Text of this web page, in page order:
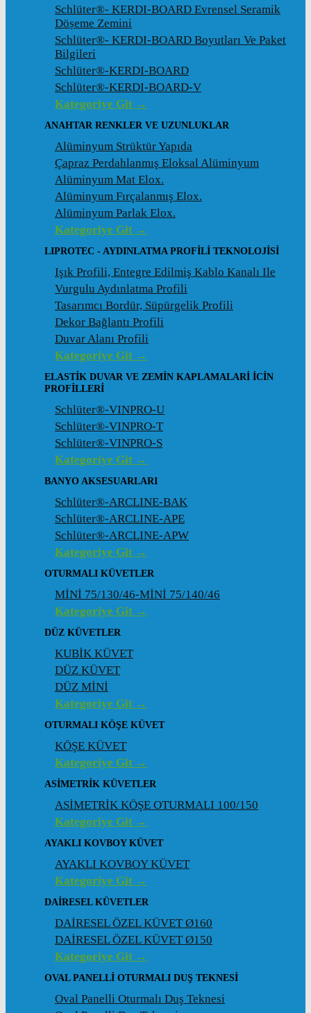
Schlüter®- KERDI-BOARD Evrensel Seramik
Döșeme Zemini
Schlüter®- KERDI-BOARD Boyutları Ve Paket
Bilgileri
Schlüter®-KERDI-BOARD
Schlüter®-KERDI-BOARD-V
Kategoriye Git →
ANAHTAR RENKLER VE UZUNLUKLAR
Alüminyum Strüktür Yapıda
Çapraz Perdahlanmış Eloksal Alüminyum
Alüminyum Mat Elox.
Alüminyum Fırçalanmış Elox.
Alüminyum Parlak Elox.
Kategoriye Git →
LIPROTEC - AYDINLATMA PROFILI TEKNOLOJISI
Işık Profili, Entegre Edilmiş Kablo Kanalı Ile
Vurgulu Aydınlatma Profili
Tasarımcı Bordür, Süpürgelik Profili
Dekor Bağlantı Profili
Duvar Alanı Profili
Kategoriye Git →
ELASTIK DUVAR VE ZEMIN KAPLAMALARI İCIN
PROFILLERI
Schlüter®-VINPRO-U
Schlüter®-VINPRO-T
Schlüter®-VINPRO-S
Kategoriye Git →
BANYO AKSESUARLARI
Schlüter®-ARCLINE-BAK
Schlüter®-ARCLINE-APE
Schlüter®-ARCLINE-APW
Kategoriye Git →
OTURMALI KÜVETLER
MİNİ 75/130/46-MİNİ 75/140/46
Kategoriye Git →
DÜZ KÜVETLER
KUBİK KÜVET
DÜZ KÜVET
DÜZ MİNİ
Kategoriye Git →
OTURMALI KÖŞE KÜVET
KÖŞE KÜVET
Kategoriye Git →
ASIMETRIK KÜVETLER
ASİMETRİK KÖŞE OTURMALI 100/150
Kategoriye Git →
AYAKLI KOVBOY KÜVET
AYAKLI KOVBOY KÜVET
Kategoriye Git →
DAIRESEL KÜVETLER
DAİRESEL ÖZEL KÜVET Ø160
DAİRESEL ÖZEL KÜVET Ø150
Kategoriye Git →
OVAL PANELLI OTURMALI DUŞ TEKNESI
Oval Panelli Oturmalı Duş Teknesi